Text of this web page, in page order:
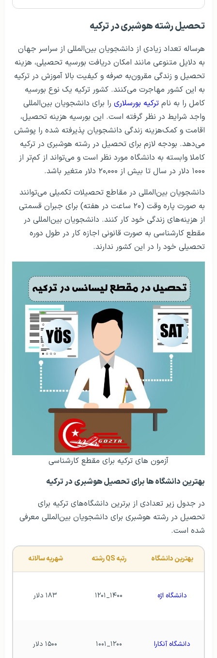
تحصیل رشته هوشبری در ترکیه
هرساله تعداد زیادی از دانشجویان بین‌المللی از سراسر جهان
به دلایل متنوعی مانند امکان دریافت بورسیه تحصیلی، هزینه
تحصیل و زندگی مقرون‌به صرفه و کیفیت بالا آموزش در ترکیه
به این کشور مهاجرت می‌کنند. کشور ترکیه یک نوع بورسیه
کامل را به نام ترکیه بورسلاری را برای دانشجویان بین‌المللی
واجد شرایط در نظر گرفته است. این بورسیه هزینه تحصیل،
اقامت و کمک‌هزینه زندگی دانشجویان پذیرفته شده را پوشش
می‌دهد. بودجه لازم برای تحصیل در رشته هوشبری در ترکیه
کاملا وابسته به دانشگاه مورد نظر است و می‌تواند از کم‌تر از
۱۰۰۰ دلار در سال تا بیش از ۲۰,۰۰۰ دلار متغیر باشد.
دانشجویان بین‌المللی در مقاطع تحصیلات تکمیلی می‌توانند
به صورت پاره وقت (۲۰ ساعت در هفته) برای جبران قسمتی
از هزینه‌های زندگی خود کار کنند. دانشجویان بین‌المللی در
مقطع کارشناسی به صورت قانونی اجازه کار در طول دوره
تحصیلی خود را در این کشور ندارند.
آزمون های ترکیه برای مقطع کارشناسی
بهترین دانشگاه ها برای تحصیل هوشبری در ترکیه
در جدول زیر تعدادی از برترین دانشگاه‌های ترکیه برای
تحصیل در رشته هوشبری برای دانشجویان بین‌المللی معرفی
شده است.
بهترین دانشگاه رتبه QS رشته شهریه سالانه
دانشگاه اژه ۱۴۰۰_۱۲۰۱ ۱۸۳ دلار
دانشگاه آنکارا ۱۲۰۰_۱۰۰۱ ۱۵۰۰ دلار